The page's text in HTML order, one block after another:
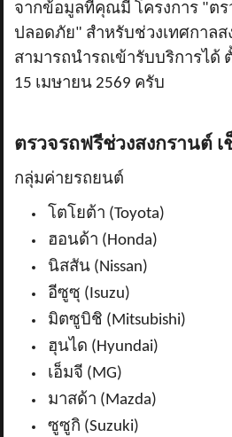
จากข้อมูลที่คุณมี โครงการ "ต
ปลอดภัย" สำหรับช่วงเทศกาลส
สามารถนำรถเข้ารับบริการได้
15 เมษายน 2569 ครับ
ตรวจรถฟรีช่วงสงกรานต์
กลุ่มค่ายรถยนต์
โตโยต้า (Toyota)
ฮอนด้า (Honda)
นิสสัน (Nissan)
อีซูซุ (Isuzu)
มิตซูบิชิ (Mitsubishi)
ฮุนได (Hyundai)
เอ็มจี (MG)
มาสด้า (Mazda)
ซูซูกิ (Suzuki)